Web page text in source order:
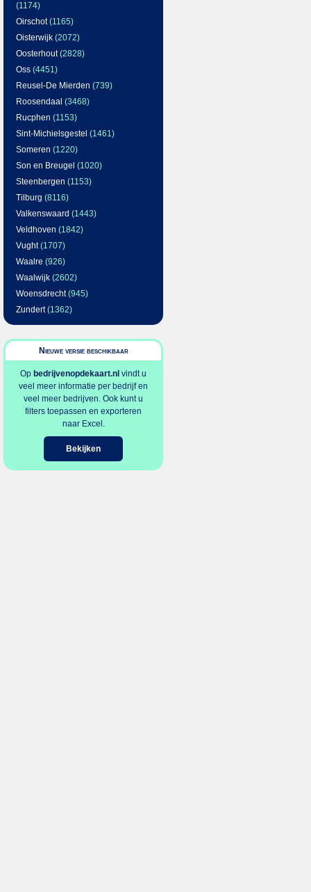
(1174)
Oirschot(1165)
Oisterwijk (2072)
Oosterhout(2828)
Oss (4451)
Reusel-De Mierden (739)
Roosendaal (3468)
Rucphen (1153)
Sint-Michielsgestel (1461)
Someren (1220)
Son en Breugel (1020)
Steenbergen (1153)
Tilburg (8116)
Valkenswaard (1443)
Veldhoven (1842)
Vught(1707)
Waalre (926)
Waalwijk (2602)
Woensdrecht(945)
Zundert(1362)
Nieuwe versie beschikbaar
Op bedrijvenopdekaart.nl vindt u
veel meer informatie per bedrijf en
veel meer bedrijven. Ook kunt u
filters toepassen en exporteren
naar Excel.
Bekijken